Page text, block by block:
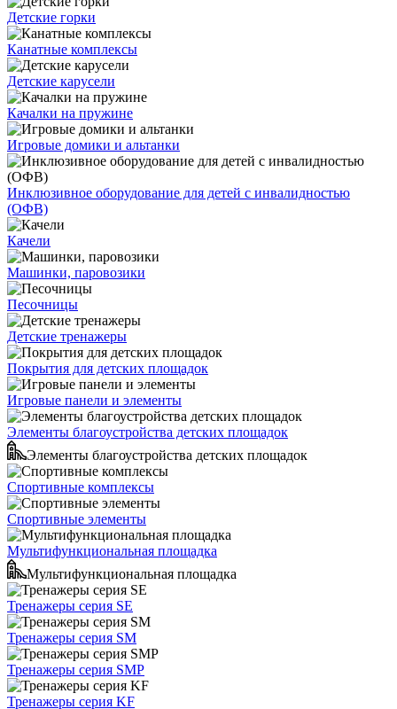
Детские горки
Канатные комплексы
Детские карусели
Качалки на пружине
Игровые домики и альтанки
Инклюзивное оборудование для детей с инвалидностью
(ОФВ)
Качели
Машинки, паровозики
Песочницы
Детские тренажеры
Покрытия для детских площадок
Игровые панели и элементы
Элементы благоустройства детских площадок
Элементы благоустройства детских площадок
Спортивные комплексы
Спортивные элементы
Мультифункциональная площадка
Мультифункциональная площадка
Тренажеры серия SE
Тренажеры серия SM
Тренажеры серия SMP
Тренажеры серия KF